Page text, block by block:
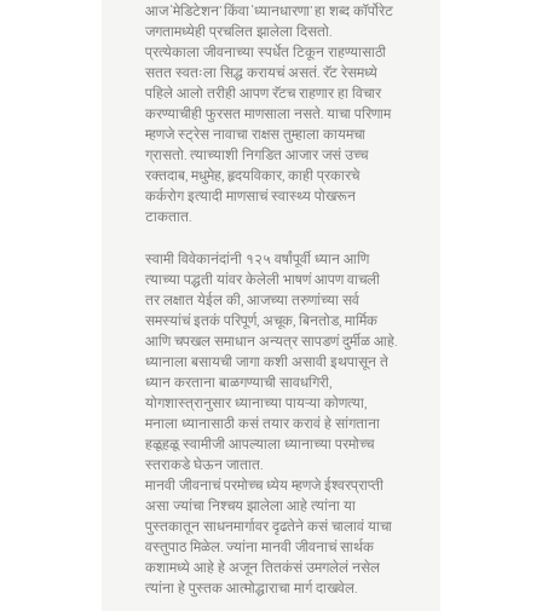
आज ‘मेडिटेशन’ किंवा ‘ध्यानधारणा’ हा शब्द कॉर्पोरेट
जगतामध्येही प्रचलित झालेला दिसतो.
प्रत्येकाला जीवनाच्या स्पर्धेत टिकून राहण्यासाठी
सतत स्वतःला सिद्ध करायचं असतं. रॅट रेसमध्ये
पहिले आलो तरीही आपण रॅटच राहणार हा विचार
करण्याचीही फुरसत माणसाला नसते. याचा परिणाम
म्हणजे स्ट्रेस नावाचा राक्षस तुम्हाला कायमचा
ग्रासतो. त्याच्याशी निगडित आजार जसं उच्च
रक्तदाब, मधुमेह, हृदयविकार, काही प्रकारचे
कर्करोग इत्यादी माणसाचं स्वास्थ्य पोखरून
टाकतात.
स्वामी विवेकानंदांनी १२५ वर्षांपूर्वी ध्यान आणि
त्याच्या पद्धती यांवर केलेली भाषणं आपण वाचली
तर लक्षात येईल की, आजच्या तरुणांच्या सर्व
समस्यांचं इतकं परिपूर्ण, अचूक, बिनतोड, मार्मिक
आणि चपखल समाधान अन्यत्र सापडणं दुर्मीळ आहे.
ध्यानाला बसायची जागा कशी असावी इथपासून ते
ध्यान करताना बाळगण्याची सावधगिरी,
योगशास्त्रानुसार ध्यानाच्या पायऱ्या कोणत्या,
मनाला ध्यानासाठी कसं तयार करावं हे सांगताना
हळूहळू स्वामीजी आपल्याला ध्यानाच्या परमोच्च
स्तराकडे घेऊन जातात.
मानवी जीवनाचं परमोच्च ध्येय म्हणजे ईश्वरप्राप्ती
असा ज्यांचा निश्चय झालेला आहे त्यांना या
पुस्तकातून साधनमार्गावर दृढतेने कसं चालावं याचा
वस्तुपाठ मिळेल. ज्यांना मानवी जीवनाचं सार्थक
कशामध्ये आहे हे अजून तितकंसं उमगलेलं नसेल
त्यांना हे पुस्तक आत्मोद्धाराचा मार्ग दाखवेल.